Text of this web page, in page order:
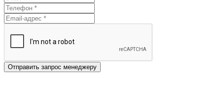
Отправить запрос менеджеру